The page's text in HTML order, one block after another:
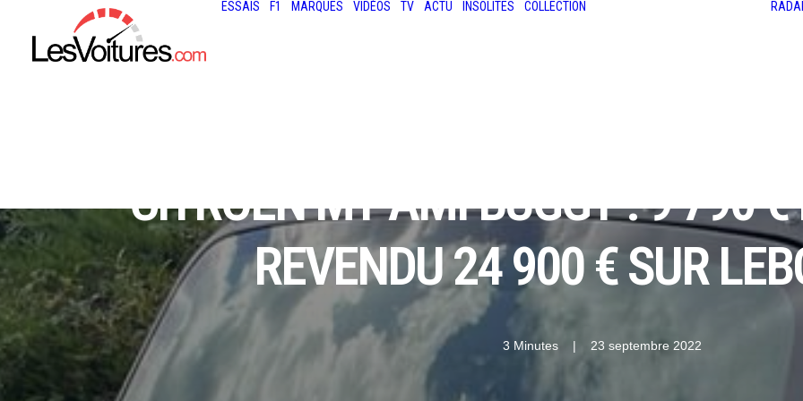
ESSAIS F1 MARQUES VIDÉOS TV ACTU INSOLITES COLLECTION
CITROËN MY AMI BUGGY : 9 790 €
REVENDU 24 900 € SUR
3 Minutes | 23 septembre 2022